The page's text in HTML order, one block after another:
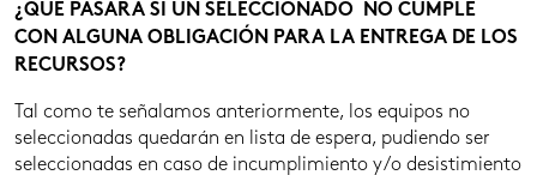
¿QUÉ PASARÁ SI UN SELECCIONADO NO CUMPLE
CON ALGUNA OBLIGACIÓN PARA LA ENTREGA DE LOS
RECURSOS?
Tal como te señalamos anteriormente, los equipos no
seleccionadas quedarán en lista de espera, pudiendo ser
seleccionadas en caso de incumplimiento y/o desistimiento